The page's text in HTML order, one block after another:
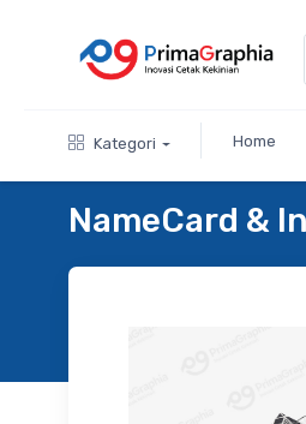
Kategori Home
NameCard &